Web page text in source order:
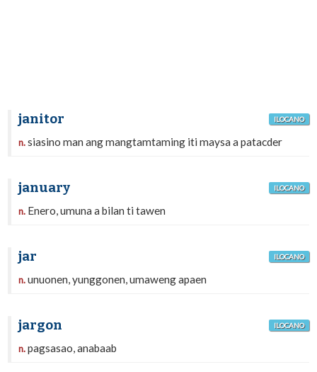
janitor ILOCANO
n.siasino man ang mangtamtaming iti maysa a patacder
january ILOCANO
n. Enero, umuna a bilan ti tawen
jar ILOCANO
n.unuonen, yunggonen, umaweng apaen
jargon ILOCANO
n.pagsasao, anabaab